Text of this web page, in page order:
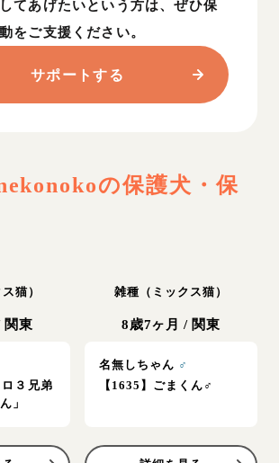
てあげたいという方は、ぜひ保
をご支援ください。
サポートする
の保護犬・保
猫）
関東
３兄弟
」
雑種（ミックス猫）
8歳7ヶ月 / 関東
名無しちゃん ♂
【1635】ごまくん♂